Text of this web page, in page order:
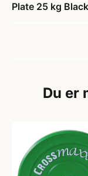
Plate 25 kg
Du er